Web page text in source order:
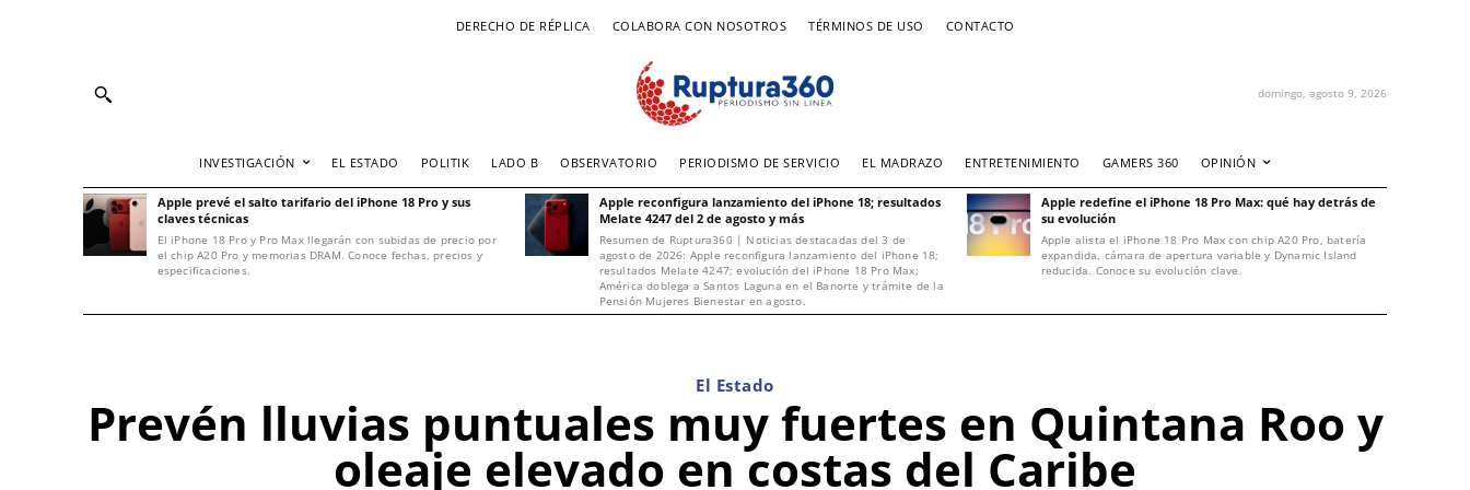
DERECHO DE RÉPLICA COLABORA CON NOSOTROS TÉRMINOS DE USO CONTACTO
domingo, agosto 9, 2026
INVESTIGACIÓN EL ESTADO POLITIK LADO B OBSERVATORIO PERIODISMO DE SERVICIO EL MADRAZO ENTRETENIMIENTO GAMERS 360 OPINIÓN
Apple prevé el salto tarifario del iPhone 18 Pro y sus
claves técnicas
El iPhone 18 Pro y Pro Max llegarán con subidas de precio por
el chip A20 Pro y memorias DRAM. Conoce fechas, precios y
especificaciones.
Apple reconfigura lanzamiento del iPhone 18; resultados
Melate 4247 del 2 de agosto y más
Resumen de Ruptura360 | Noticias destacadas del 3 de
agosto de 2026: Apple reconfigura lanzamiento del iPhone 18;
resultados Melate 4247; evolución del iPhone 18 Pro Max;
América doblega a Santos Laguna en el Banorte y trámite de la
Pensión Mujeres Bienestar en agosto.
Apple redefine el iPhone 18 Pro Max: qué hay detrás de
su evolución
Apple alista el iPhone 18 Pro Max con chip A20 Pro, batería
expandida, cámara de apertura variable y Dynamic Island
reducida. Conoce su evolución clave.
El Estado
Prevén lluvias puntuales muy fuertes en Quintana Roo y
oleaje elevado en costas del Caribe